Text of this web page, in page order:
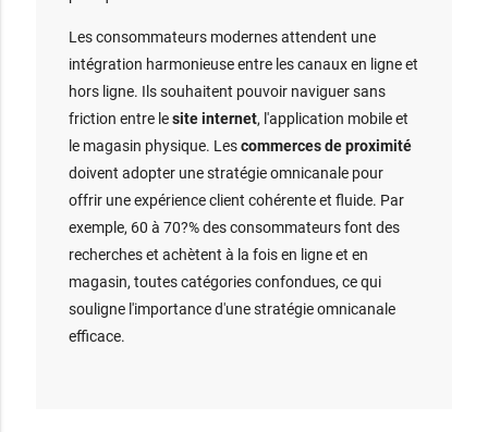
Les consommateurs modernes attendent une
intégration harmonieuse entre les canaux en ligne et
hors ligne. Ils souhaitent pouvoir naviguer sans
friction entre lesite internet, l'application mobile et
le magasin physique. Lescommerces de proximité
doivent adopter une stratégie omnicanale pour
offrir une expérience client cohérente et fluide. Par
exemple, 60 à 70?% des consommateurs font des
recherches et achètent à la fois en ligne et en
magasin, toutes catégories confondues, ce qui
souligne l'importance d'une stratégie omnicanale
efficace.